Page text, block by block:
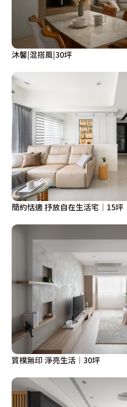
沐馨|混搭風|30坪
簡約恬適 抒放自在生活宅│15坪
質樸無印 淨亮生活│30坪